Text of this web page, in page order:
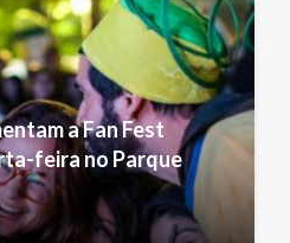
a Fan Fest
feira no Parque